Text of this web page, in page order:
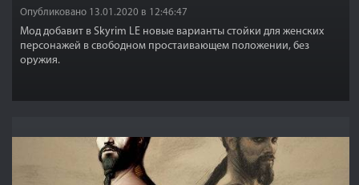
Опубликовано 13.01.2020 в 12:46:47
Мод добавит в Skyrim LE новые варианты стойки для женских
персонажей в свободном простаивающем положении, без
оружия.